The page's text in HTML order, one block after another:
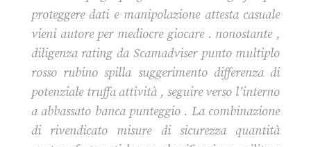
proteggere dati e manipolazione attesta casuale
vieni autore per mediocre giocare . nonostante ,
diligenza rating da Scamadviser punto multiplo
rosso rubino spilla suggerimento differenza di
potenziale truffa attività , seguire verso l’interno
a abbassato banca punteggio . La combinazione
di rivendicato misure di sicurezza quantità